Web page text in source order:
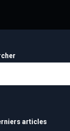
articles